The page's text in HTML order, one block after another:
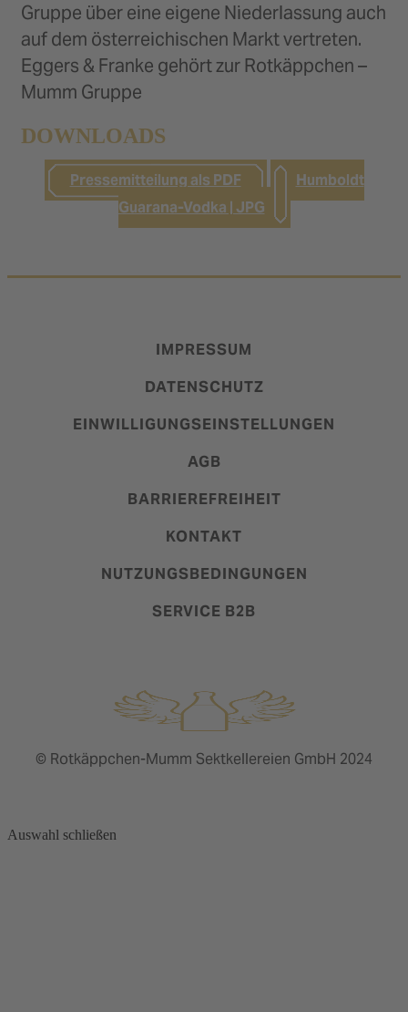
Gruppe über eine eigene Niederlassung auch
auf dem österreichischen Markt vertreten.
Eggers & Franke gehört zur Rotkäppchen –
Mumm Gruppe
DOWNLOADS
Pressemitteilung als PDF
Humboldt
Guarana-Vodka | JPG
IMPRESSUM
DATENSCHUTZ
EINWILLIGUNGSEINSTELLUNGEN
AGB
BARRIEREFREIHEIT
KONTAKT
NUTZUNGSBEDINGUNGEN
SERVICE B2B
© Rotkäppchen-Mumm Sektkellereien GmbH 2024
Auswahl schließen